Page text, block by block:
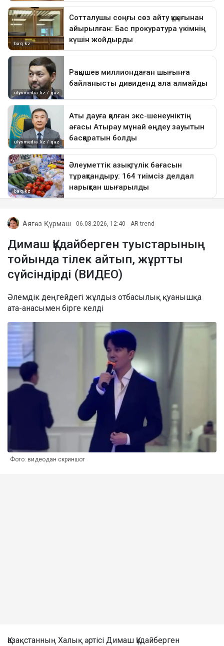
Аягөз Құрмаш 06.08.2026, 12:40 AR trend
Димаш Құдайберген туыстарының
тойында тілек айтып, жұртты
сүйсіндірді (ВИДЕО)
Әлемдік деңгейдегі жұлдыз отбасылық қуанышқа
ата-анасымен бірге келді
Фото: видеодан скриншот
Қазақстанның Халық әртісі Димаш Құдайберген